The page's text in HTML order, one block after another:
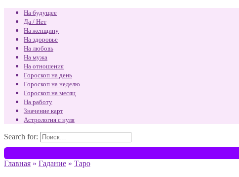
На будущее
Да / Нет
На женщину
На здоровье
На любовь
На мужа
На отношения
Гороскоп на день
Гороскоп на неделю
Гороскоп на месяц
На работу
Значение карт
Астрология с нуля
Search for:
Главная » Гадание » Таро